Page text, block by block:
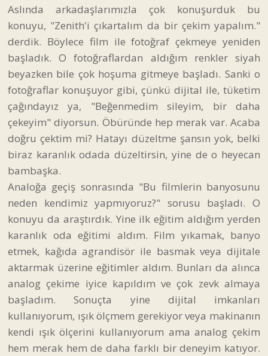
Aslında arkadaşlarımızla çok konuşurduk bu
konuyu, "Zenith'i çıkartalım da bir çekim yapalım."
derdik. Böylece film ile fotoğraf çekmeye yeniden
başladık. O fotoğraflardan aldığım renkler siyah
beyazken bile çok hoşuma gitmeye başladı. Sanki o
fotoğraflar konuşuyor gibi, çünkü dijital ile, tüketim
çağındayız ya, "Beğenmedim sileyim, bir daha
çekeyim" diyorsun. Öbüründe hep merak var. Acaba
doğru çektim mi? Hatayı düzeltme şansın yok, belki
biraz karanlık odada düzeltirsin, yine de o heyecan
bambaşka.
Analoğa geçiş sonrasında "Bu filmlerin banyosunu
neden kendimiz yapmıyoruz?" sorusu başladı. O
konuyu da araştırdık. Yine ilk eğitim aldığım yerden
karanlık oda eğitimi aldım. Film yıkamak, banyo
etmek, kağıda agrandisör ile basmak veya dijitale
aktarmak üzerine eğitimler aldım. Bunları da alınca
analog çekime iyice kapıldım ve çok zevk almaya
başladım. Sonuçta yine dijital imkanları
kullanıyorum, ışık ölçmem gerekiyor veya makinanın
kendi ışık ölçerini kullanıyorum ama analog çekim
hem merak hem de daha farklı bir deneyim katıyor.